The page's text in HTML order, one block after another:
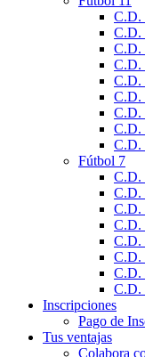
C.D.
C.D.
C.D.
C.D.
C.D.
C.D.
C.D.
C.D.
C.D.
Fútbol 7
C.D.
C.D.
C.D.
C.D.
C.D.
C.D.
C.D.
C.D.
Inscripciones
Pago de
Tus ventajas
Colabora